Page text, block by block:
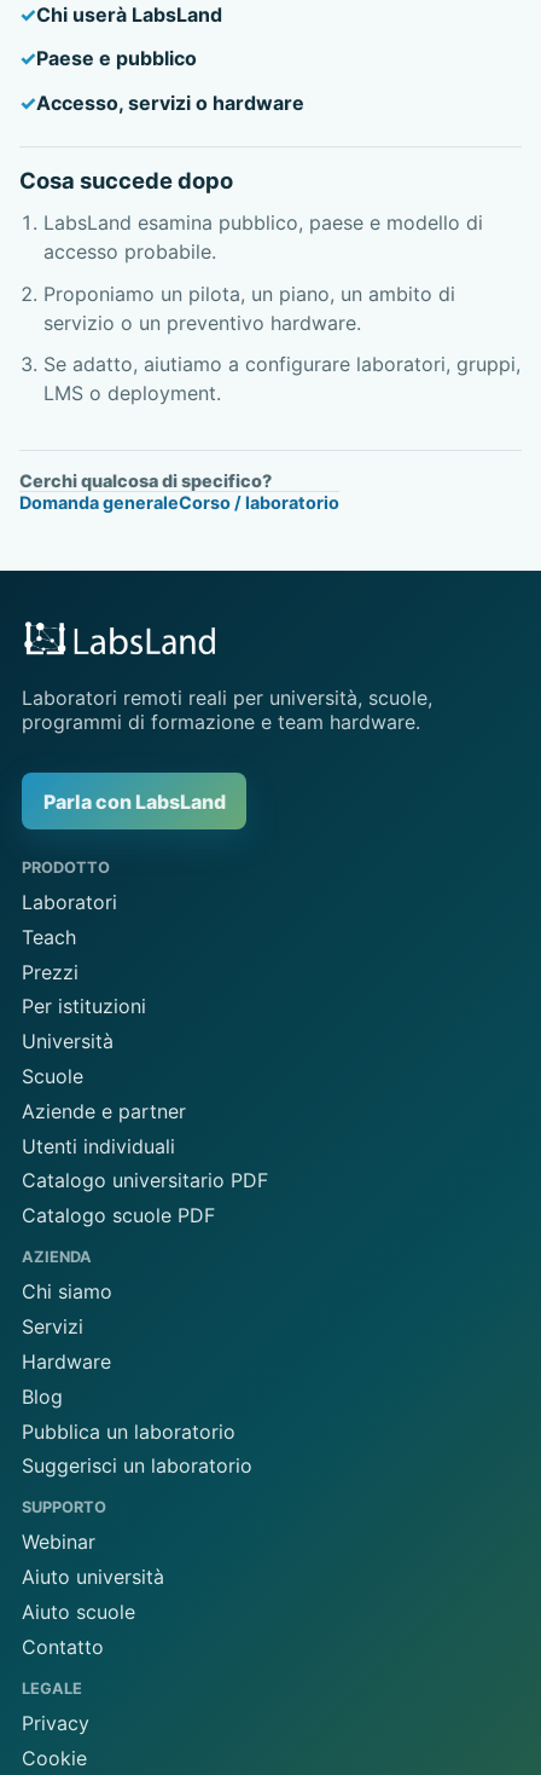
Chi userà LabsLand
Paese e pubblico
Accesso, servizi o hardware
Cosa succede dopo
LabsLand esamina pubblico, paese e modello di
accesso probabile.
Proponiamo un pilota, un piano, un ambito di
servizio o un preventivo hardware.
Se adatto, aiutiamo a configurare laboratori, gruppi,
LMS o deployment.
Cerchi qualcosa di specifico?
Domanda generaleCorso / laboratorio
Laboratori remoti reali per università, scuole,
programmi di formazione e team hardware.
Parla con LabsLand
PRODOTTO
Laboratori
Teach
Prezzi
Per istituzioni
Università
Scuole
Aziende e partner
Utenti individuali
Catalogo universitario PDF
Catalogo scuole PDF
AZIENDA
Chi siamo
Servizi
Hardware
Blog
Pubblica un laboratorio
Suggerisci un laboratorio
SUPPORTO
Webinar
Aiuto università
Aiuto scuole
Contatto
LEGALE
Privacy
Cookie